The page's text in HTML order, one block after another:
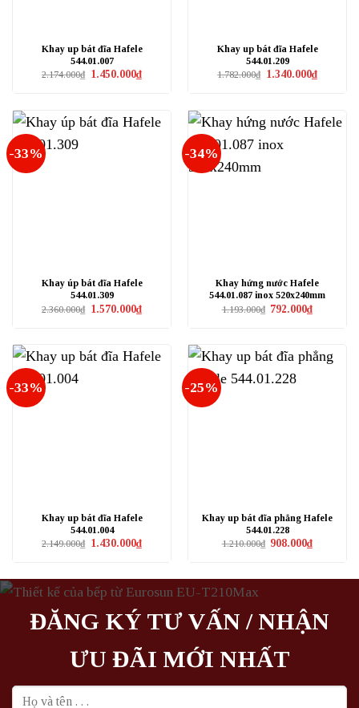
Khay up bát đĩa Hafele
544.01.007
2.174.000₫ Giá
1.450.000₫Giá
hiện
Khay up bát đĩa Hafele
544.01.209
1.782.000₫ Giá
1.340.000₫Giá
hiện
-33%
Khay úp bát đĩa Hafele
544.01.309
2.360.000₫ Giá
1.570.000₫Giá
hiện
-34%
Khay hứng nước Hafele
544.01.087 inox 520x240mm
1.193.000₫ Giá
792.000₫Giá
hiện
-33%
Khay up bát đĩa Hafele
544.01.004
2.149.000₫ Giá
1.430.000₫Giá
hiện
1.430.000₫.
-25%
Khay up bát đĩa phẳng Hafele
544.01.228
1.210.000₫ Giá
908.000₫Giá
hiện
908.000₫.
ĐĂNG KÝ TƯ VẤN / NHẬN
ƯU ĐÃI MỚI NHẤT